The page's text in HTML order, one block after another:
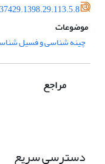
موضوعات
چینه شناسی و فسیل
مراجع
دسترسی سریع